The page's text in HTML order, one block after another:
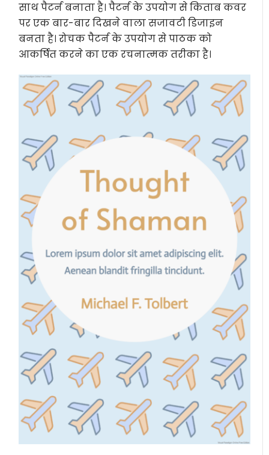
साथ पैटर्न बनाता है। पैटर्न के उपयोग से किताब कवर
पर एक बार-बार दिखने वाला सजावटी डिजाइन
बनता है। रोचक पैटर्न के उपयोग से पाठक को
आकर्षित करने का एक रचनात्मक तरीका है।